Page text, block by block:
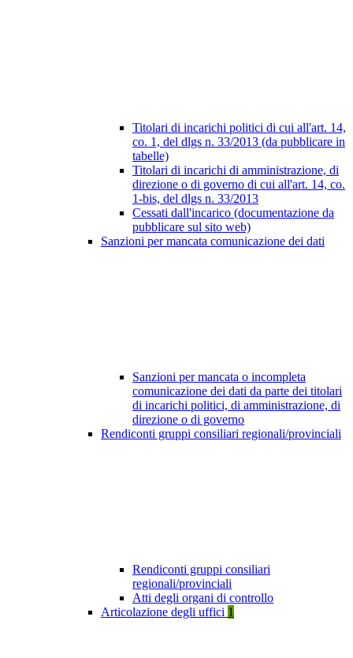
Titolari di incarichi politici di cui all'art. 14,
co. 1, del dlgs n. 33/2013 (da pubblicare in
tabelle)
Titolari di incarichi di amministrazione, di
direzione o di governo di cui all'art. 14, co.
1-bis, del dlgs n. 33/2013
Cessati dall'incarico (documentazione da
pubblicare sul sito web)
Sanzioni per mancata comunicazione dei dati
Sanzioni per mancata o incompleta
comunicazione dei dati da parte dei titolari
di incarichi politici, di amministrazione, di
direzione o di governo
Rendiconti gruppi consiliari regionali/provinciali
Rendiconti gruppi consiliari
regionali/provinciali
Atti degli organi di controllo
Articolazione degli uffici 1